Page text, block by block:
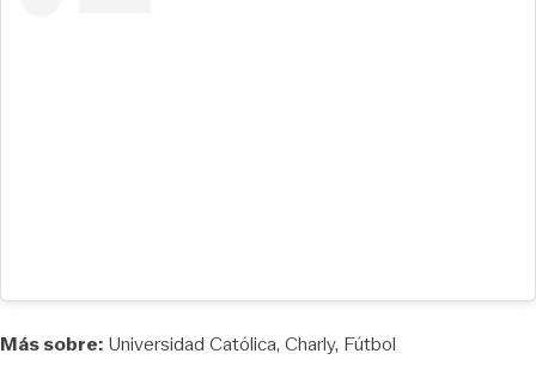
Más sobre: Universidad Católica Charly Fútbol